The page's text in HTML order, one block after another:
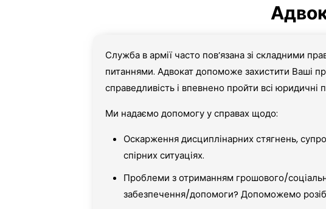
Служба в армії часто пов’язана зі складними
питаннями. Адвокат допоможе захистити Ваші
справедливість і впевнено пройти всі юридичні
Ми надаємо допомогу у справах щодо:
Оскарження дисциплінарних стягнень,
спірних ситуаціях.
Проблеми з отриманням грошового/
забезпечення/допомоги? Допоможемо